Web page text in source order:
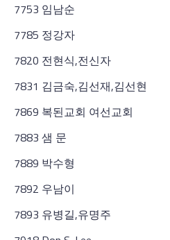
7753 임남순
7785 정강자
7820 전현식,전신자
7831 김금숙,김선재,김선현
7869 복된교회 여선교회
7883 샘 문
7889 박수형
7892 우남이
7893 유병길,유명주